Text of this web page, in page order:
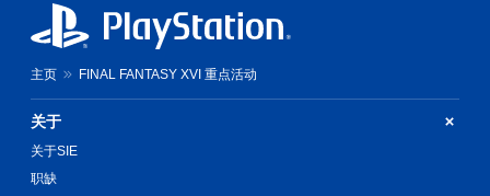
主页 FINAL FANTASY XVI 重点活动
关于
关于SIE
职缺